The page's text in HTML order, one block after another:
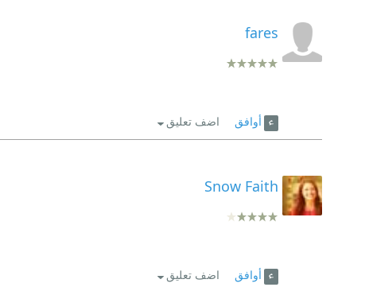
fares
أوافق اضف تعليق
Snow Faith
أوافق اضف تعليق